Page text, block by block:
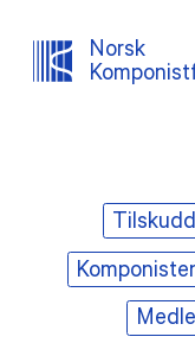
Norsk
AKTUELT